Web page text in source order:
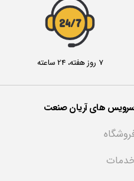
7 روز هفته، 24 ساعته
های آریان صنعت
24/7